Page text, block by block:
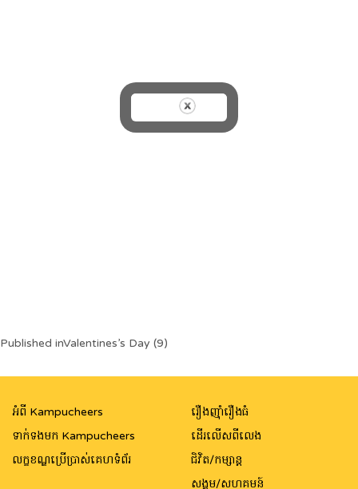
Post
navigation
Published inValentines’s Day (9)
អំពី Kampucheers
ទាក់ទងមក Kampucheers
លក្ខខណ្ឌប្រើប្រាស់គេហទំព័រ
រឿងញ៉ាំរឿងធំ
ដើរលើសពីលេង
ជិវិត/កម្សាន្ត
សង្គម/សហគមន៍